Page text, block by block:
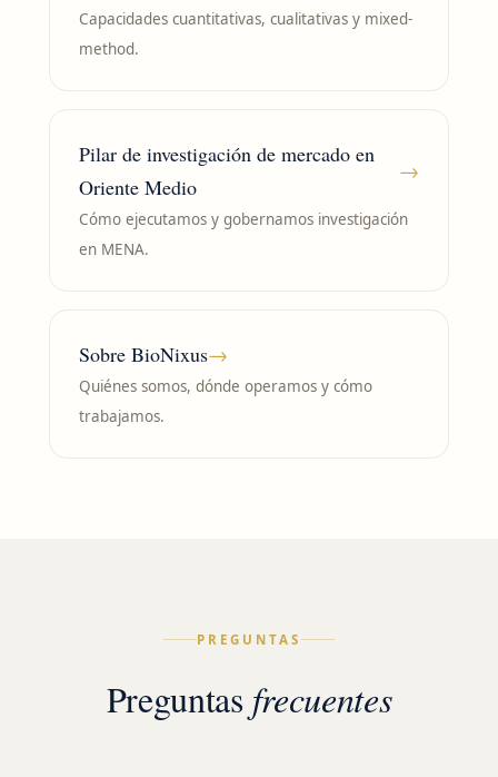
Capacidades cuantitativas, cualitativas y mixed-
method.
Pilar de investigación de mercado en
Oriente Medio
→
Cómo ejecutamos y gobernamos investigación
en MENA.
Sobre BioNixus→
Quiénes somos, dónde operamos y cómo
trabajamos.
PREGUNTAS
Preguntas frecuentes